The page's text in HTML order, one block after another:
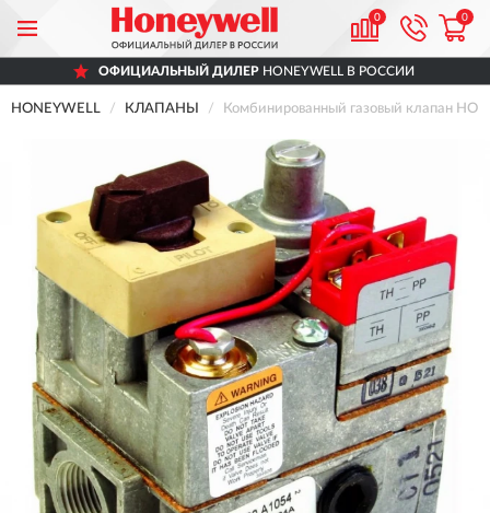
0 0
ОФИЦИАЛЬНЫЙ ДИЛЕР HONEYWELL В РОССИИ
HONEYWELL КЛАПАНЫ Комбинированный газовый клапан